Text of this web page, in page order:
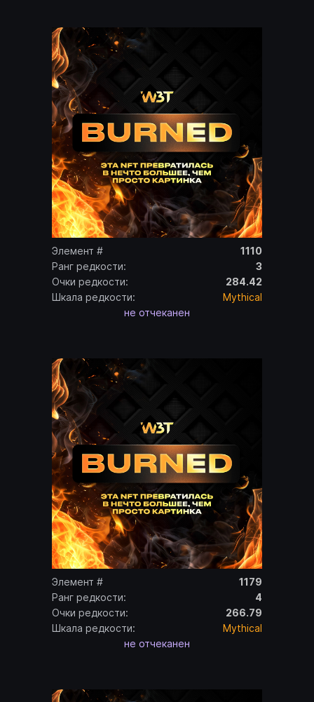
Элемент #
1110
Ранг редкости:
3
Очки редкости:
284.42
Шкала редкости:
Mythical
не отчеканен
Элемент #
1179
Ранг редкости:
4
Очки редкости:
266.79
Шкала редкости:
Mythical
не отчеканен